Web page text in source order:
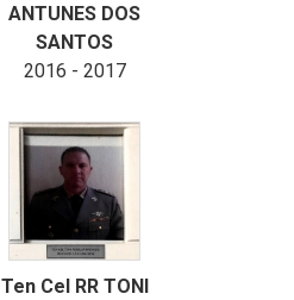
ANTUNES DOS
SANTOS
2016 - 2017
Ten Cel RR TONI